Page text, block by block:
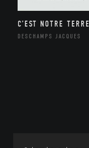
C’EST NOTRE TERRE
DESCHAMPS JACQUES